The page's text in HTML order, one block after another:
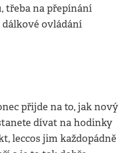
třeba na přepínání
dálkové ovládání
přijde na to, jak nový
dívat na hodinky
leccos jim každopádně